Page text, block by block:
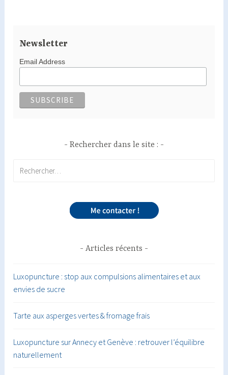
Newsletter
Email Address
Rechercher dans le site :
Articles récents
Luxopuncture : stop aux compulsions alimentaires et aux
envies de sucre
Tarte aux asperges vertes & fromage frais
Luxopuncture sur Annecy et Genève : retrouver l’équilibre
naturellement